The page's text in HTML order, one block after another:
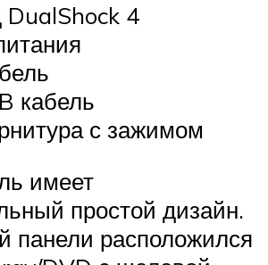
DualShock 4
кабель
с зажимом
имеет
простой дизайн.
панели расположился